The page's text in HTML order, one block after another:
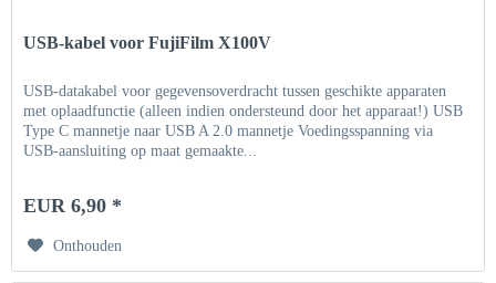
USB-kabel voor FujiFilm X100V
USB-datakabel voor gegevensoverdracht tussen geschikte apparaten
met oplaadfunctie (alleen indien ondersteund door het apparaat!) USB
Type C mannetje naar USB A 2.0 mannetje Voedingsspanning via
USB-aansluiting op maat gemaakte...
EUR 6,90 *
Onthouden